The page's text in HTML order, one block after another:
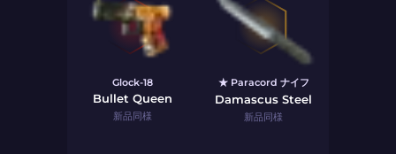
Glock-18
Bullet Queen
新品同様
★ Paracord ナイフ
Damascus Steel
新品同様